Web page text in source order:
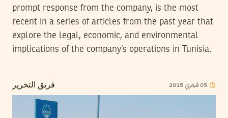
prompt response from the company, is the most
recent in a series of articles from the past year that
explore the legal, economic, and environmental
implications of the company’s operations in Tunisia.
فريق التحرير 05فيفري 2015